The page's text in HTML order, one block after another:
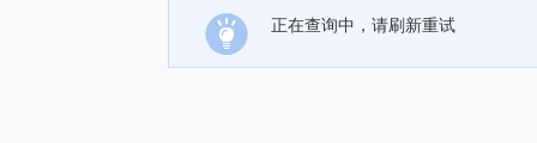
正在查询中，请刷新重试